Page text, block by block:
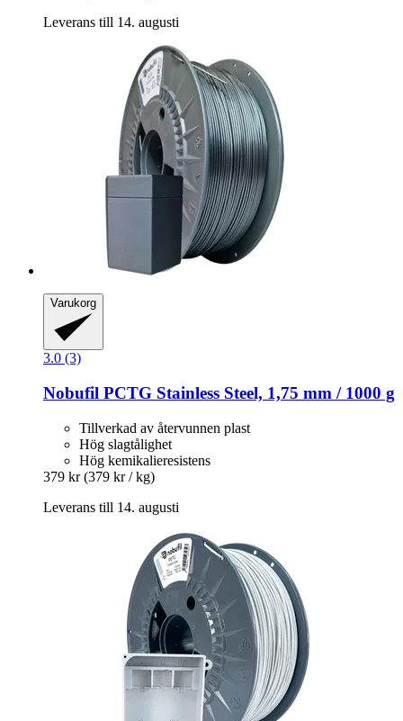
Leverans till 14. augusti
Varukorg
3.0 (3)
Nobufil PCTG Stainless Steel, 1,75 mm / 1000 g
Tillverkad av återvunnen plast
Hög slagtålighet
Hög kemikalieresistens
379 kr (379 kr / kg)
Leverans till 14. augusti